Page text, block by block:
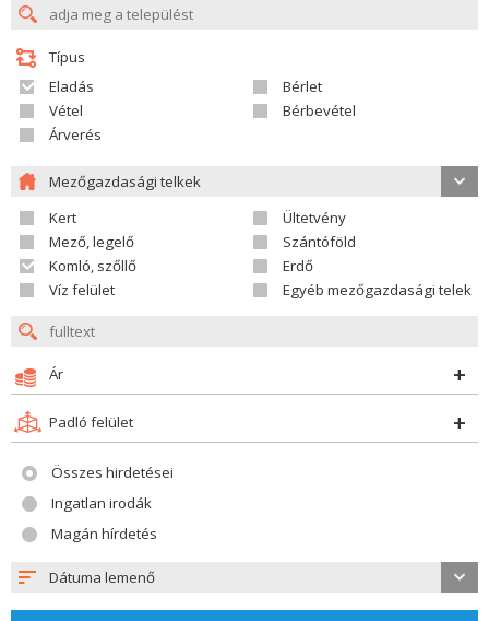
Típus
Eladás
Bérlet
Vétel
Bérbevétel
Árverés
Mezőgazdasági telkek
Kert
Ültetvény
Mező, legelő
Szántóföld
Komló, szőllő
Erdő
Víz felület
Egyéb mezőgazdasági telek
Ár
Padló felület
Összes hirdetései
Ingatlan irodák
Magán hírdetés
Dátuma lemenő